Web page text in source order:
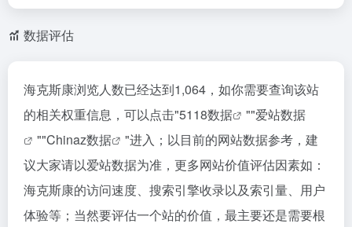
数据评估
海克斯康浏览人数已经达到1,064，如你需要查询该站
的相关权重信息，可以点击"5118数据 ""爱站数据
""Chinaz数据
"进入；以目前的网站数据参考，建
议大家请以爱站数据为准，更多网站价值评估因素如：
海克斯康的访问速度、搜索引擎收录以及索引量、用户
体验等；当然要评估一个站的价值，最主要还是需要根